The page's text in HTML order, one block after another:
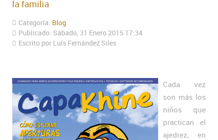
la familia
Categoría: Blog
Publicado: Sábado, 31 Enero 2015 17:34
Escrito por Luís Fernández Siles
Cada vez
son más los
niños que
practican el
ajedrez, en